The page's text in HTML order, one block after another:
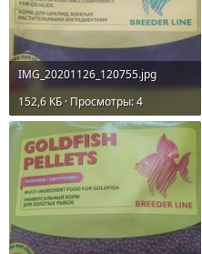
IMG_20201126_120755.jpg
152,6 КБ · Просмотры: 4